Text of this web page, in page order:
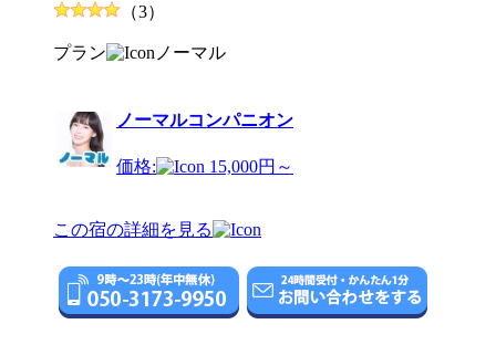
（3）
プラン ノーマル
ノーマルコンパニオン
価格: 15,000円～
この宿の詳細を見る